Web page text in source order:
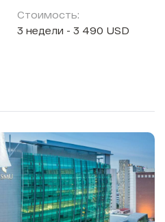
Стоимость:
3 недели - 3 490 USD